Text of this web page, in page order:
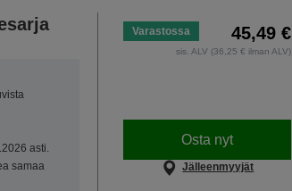
asti.
samaa
Varastossa 45,49 €
sis. ALV (36,25 € ilman ALV)
Osta nyt
Jälleenmyyjät